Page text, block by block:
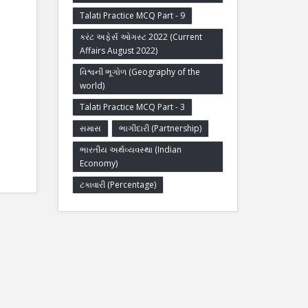
Talati Practice MCQ Part - 9
કરંટ અફેર્સ ઓગસ્ટ 2022 (Current
Affairs August 2022)
વિશ્વની ભૂગોળ (Geography of the
world)
Talati Practice MCQ Part - 3
સમાસ
ભાગીદારી (Partnership)
ભારતીય અર્થવ્યવસ્થા (Indian
Economy)
ટકાવારી (Percentage)